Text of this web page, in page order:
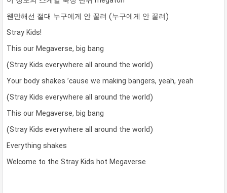
웬만해선 절대 누구에게 안 꿀려 (누구에게 안 꿀려)
Stray Kids!
This our Megaverse, big bang
(Stray Kids everywhere all around the world)
Your body shakes ’cause we making bangers, yeah, yeah
(Stray Kids everywhere all around the world)
This our Megaverse, big bang
(Stray Kids everywhere all around the world)
Everything shakes
Welcome to the Stray Kids hot Megaverse